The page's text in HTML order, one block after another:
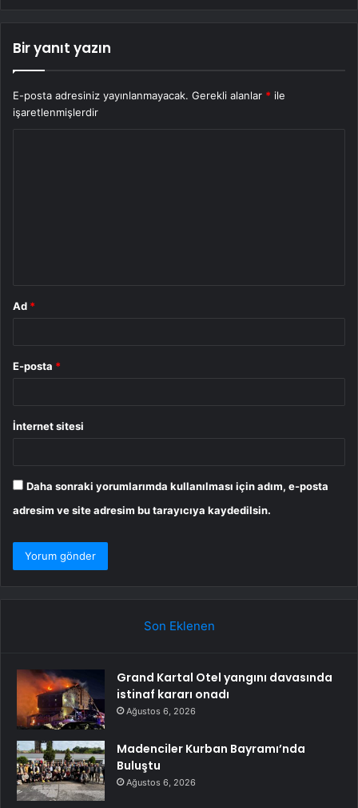
Bir yanıt yazın
E-posta adresiniz yayınlanmayacak. Gerekli alanlar * ile
işaretlenmişlerdir
Ad *
E-posta *
İnternet sitesi
Daha sonraki yorumlarımda kullanılması için adım, e-posta
adresim ve site adresim bu tarayıcıya kaydedilsin.
Son Eklenen
Grand Kartal Otel yangını davasında
istinaf kararı onadı
Ağustos 6, 2026
Madenciler Kurban Bayramı’nda
Buluştu
Ağustos 6, 2026